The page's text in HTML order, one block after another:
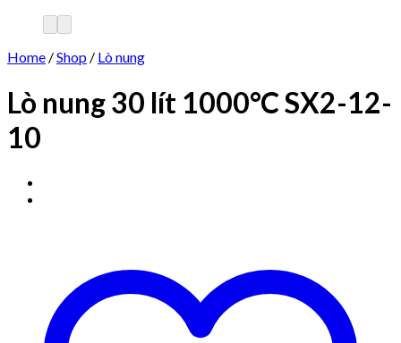
Home /Shop / Lò nung
Lò nung 30 lít 1000°C SX2-12-
10